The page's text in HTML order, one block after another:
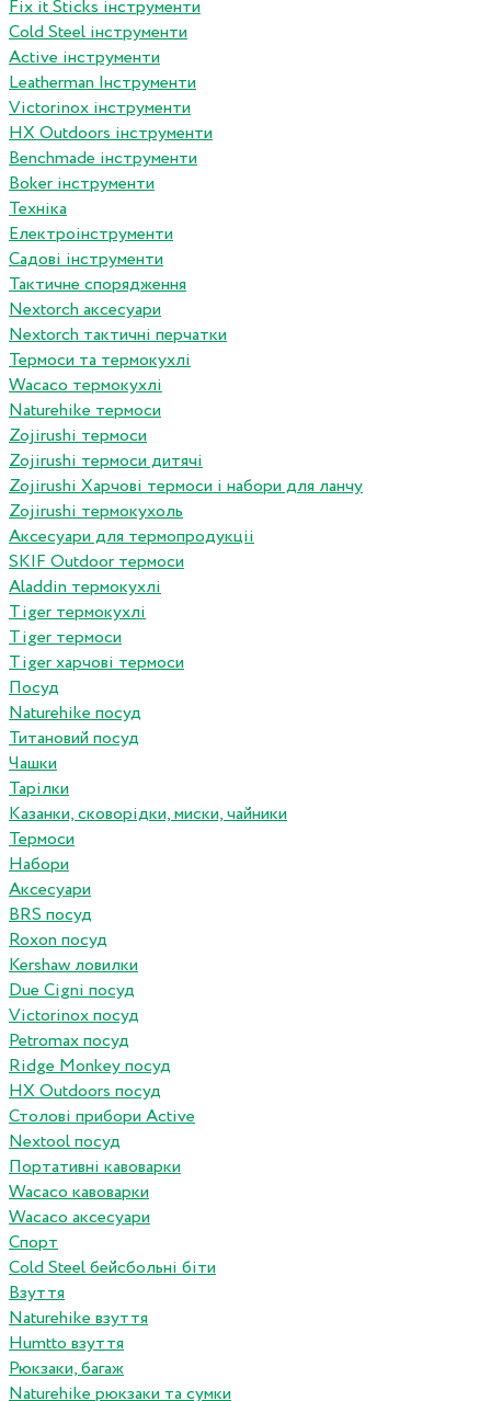
Fix it Sticks інструменти
Сold Steel інструменти
Active інструменти
Leatherman Інструменти
Victorinox інструменти
HX Outdoors інструменти
Benchmade інструменти
Boker інструменти
Техніка
Електроінструменти
Садові інструменти
Тактичне спорядження
Nextorch аксесуари
Nextorch тактичні перчатки
Термоси та термокухлі
Wacaco термокухлі
Naturehike термоси
Zojirushi термоси
Zojirushi термоси дитячі
Zojirushi Харчові термоси і набори для ланчу
Zojirushi термокухоль
Аксесуари для термопродукціі
SKIF Outdoor термоси
Aladdin термокухлі
Tiger термокухлі
Tiger термоси
Tiger харчові термоси
Посуд
Naturehike посуд
Титановий посуд
Чашки
Тарілки
Казанки, сковорідки, миски, чайники
Термоси
Набори
Аксесуари
BRS посуд
Roxon посуд
Kershaw ловилки
Due Cigni посуд
Victorinox посуд
Petromax посуд
Ridge Monkey посуд
HX Outdoors посуд
Столові прибори Active
Nextool посуд
Портативні кавоварки
Wacaco кавоварки
Wacaco аксесуари
Спорт
Cold Steel бейсбольні біти
Взуття
Naturehike взуття
Humtto взуття
Рюкзаки, багаж
Naturehike рюкзаки та сумки